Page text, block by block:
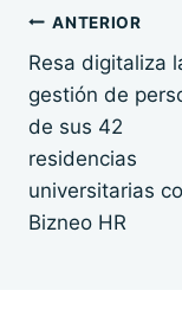
de
entradas
ANTERIOR
Resa digitaliza
gestión de
de sus 42
residencias
universitarias
Bizneo HR